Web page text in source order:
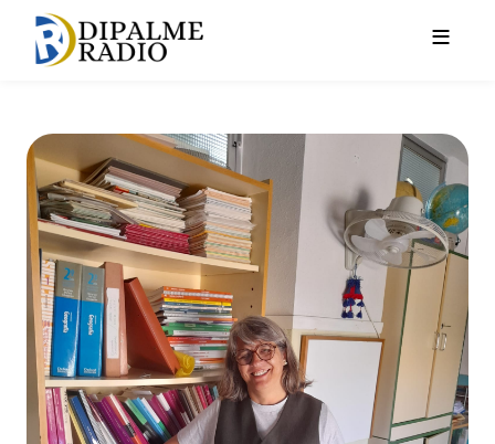
Diálogos con la Historia VIII.